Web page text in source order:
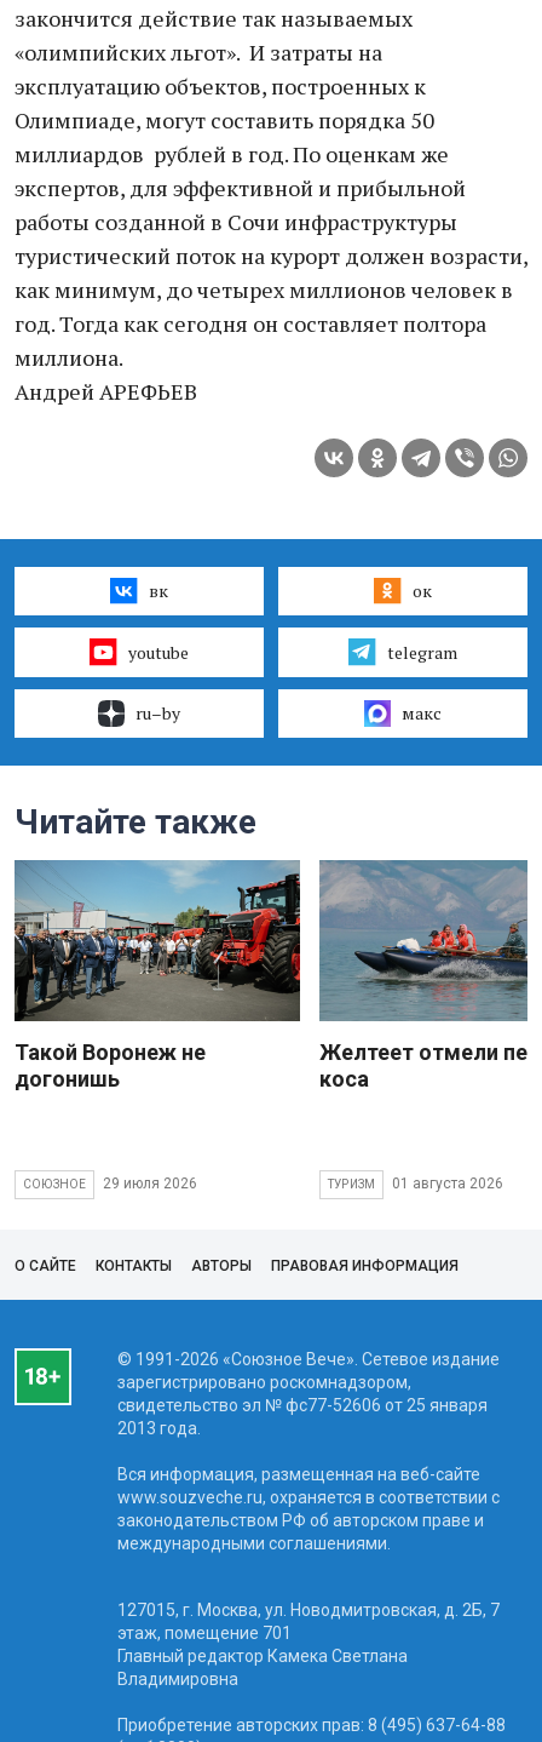
закончится действие так называемых
«олимпийских льгот». И затраты на
эксплуатацию объектов, построенных к
Олимпиаде, могут составить порядка 50
миллиардов рублей в год. По оценкам же
экспертов, для эффективной и прибыльной
работы созданной в Сочи инфраструктуры
туристический поток на курорт должен возрасти,
как минимум, до четырех миллионов человек в
год. Тогда как сегодня он составляет полтора
миллиона.
Андрей АРЕФЬЕВ
вк ок
youtube telegram
ru–by макс
Читайте также
Такой Воронеж не
догонишь
СОЮЗНОЕ 29 июля 2026
Желтеет отмели
коса
ТУРИЗМ 01 августа 2026
О САЙТЕ КОНТАКТЫ АВТОРЫ ПРАВОВАЯ ИНФОРМАЦИЯ
© 1991-2026 «Союзное Вече». Сетевое издание
зарегистрировано роскомнадзором,
свидетельство эл № фc77-52606 от 25 января
2013 года.
Вся информация, размещенная на веб-сайте
www.souzveche.ru, охраняется в соответствии с
законодательством РФ об авторском праве и
международными соглашениями.
127015, г. Москва, ул. Новодмитровская, д. 2Б, 7
этаж, помещение 701
Главный редактор Камека Светлана
Владимировна
Приобретение авторских прав: 8 (495) 637-64-88